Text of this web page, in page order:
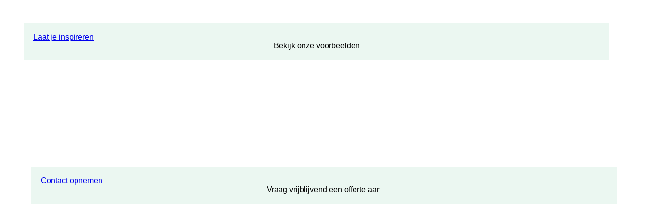
Laat je inspireren
Bekijk onze voorbeelden
Contact opnemen
Vraag vrijblijvend een offerte aan